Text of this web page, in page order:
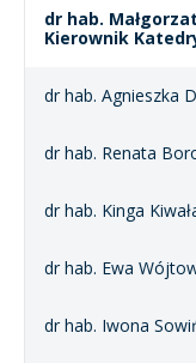
dr hab.
Kierownik
dr hab. Agnieszka
dr hab. Renata
dr hab. Kinga
dr hab. Ewa
dr hab. Iwona